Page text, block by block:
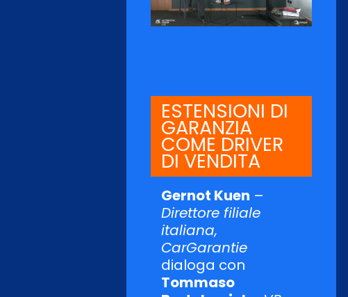
ESTENSIONI DI
GARANZIA
COME DRIVER
DI VENDITA
Gernot Kuen –
Direttore filiale
italiana,
CarGarantie
dialoga con
Tommaso